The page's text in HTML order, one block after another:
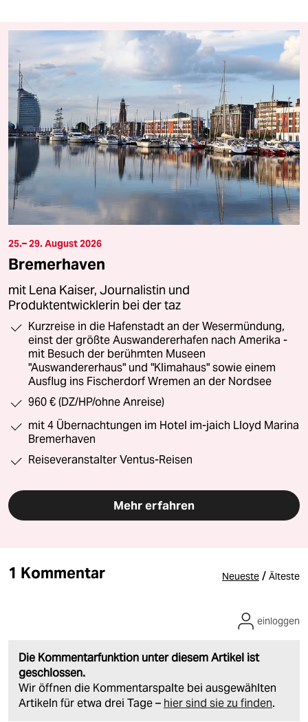
25.– 29. August 2026
Bremerhaven
mit Lena Kaiser, Journalistin und
Produktentwicklerin bei der taz
Kurzreise in die Hafenstadt an der Wesermündung,
einst der größte Auswandererhafen nach Amerika -
mit Besuch der berühmten Museen
"Auswandererhaus" und "Klimahaus" sowie einem
Ausflug ins Fischerdorf Wremen an der Nordsee
960 € (DZ/HP/ohne Anreise)
mit 4 Übernachtungen im Hotel im-jaich Lloyd Marina
Bremerhaven
Reiseveranstalter Ventus-Reisen
Mehr erfahren
1 Kommentar Neueste / Älteste
Die Kommentarfunktion unter diesem Artikel ist
geschlossen.
Wir öffnen die Kommentarspalte bei ausgewählten
Artikeln für etwa drei Tage – hier sind sie zu finden.
einloggen